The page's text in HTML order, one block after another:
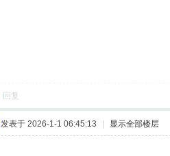
回复
发表于 2026-1-1 06:45:13 显示全部楼层